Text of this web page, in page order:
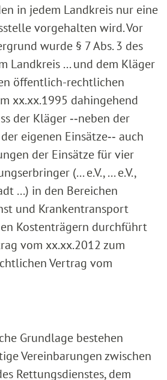
in jedem Landkreis nur eine
vorgehalten wird. Vor
wurde § 7 Abs. 3 des
Landkreis ... und dem Kläger
öffentlich-rechtlichen
xx.xx.1995 dahingehend
der Kläger ‑‑neben der
eigenen Einsätze‑‑ auch
der Einsätze für vier
(... e.V., ... e.V.,
...) in den Bereichen
und Krankentransport
Kostenträgern durchführt
vom xx.xx.2012 zum
Vertrag vom
Grundlage bestehen
Vereinbarungen zwischen
Rettungsdienstes, dem